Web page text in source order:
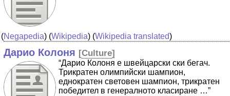
(Negapedia) (Wikipedia) (Wikipedia translated)
Дарио Колоня [Culture]
“Дарио Колоня е швейцарски ски бегач.
Трикратен олимпийски шампион,
еднократен световен шампион, трикратен
победител в генералното класиране …”